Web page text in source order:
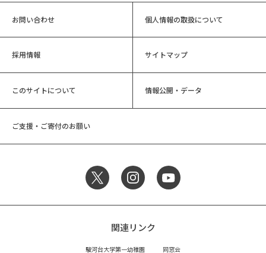
お問い合わせ 個人情報の取扱について
採用情報 サイトマップ
このサイトについて 情報公開・データ
ご支援・ご寄付のお願い
関連リンク
駿河台大学第一幼稚園 同窓会